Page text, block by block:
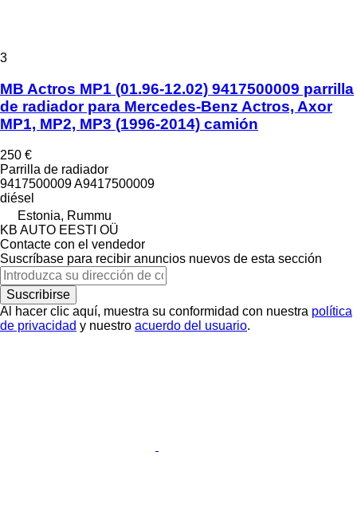
3
MB Actros MP1 (01.96-12.02) 9417500009 parrilla
de radiador para Mercedes-Benz Actros, Axor
MP1, MP2, MP3 (1996-2014) camión
250 €
Parrilla de radiador
9417500009 A9417500009
diésel
Estonia, Rummu
KB AUTO EESTI OÜ
Contacte con el vendedor
Suscríbase para recibir anuncios nuevos de esta sección
Suscribirse
Al hacer clic aquí, muestra su conformidad con nuestra política
de privacidad y nuestro acuerdo del usuario.